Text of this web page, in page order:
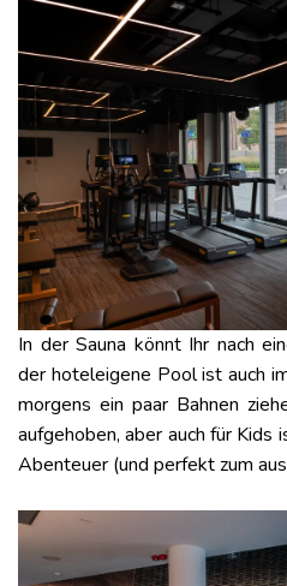
In der Sauna könnt Ihr nach
der hoteleigene Pool ist auch
morgens ein paar Bahnen
aufgehoben, aber auch für Kids
Abenteuer (und perfekt zum